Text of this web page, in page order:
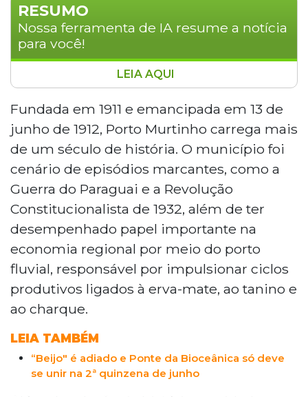
RESUMO
Nossa ferramenta de IA resume a notícia
para você!
Porto Murtinho celebra neste sábado
seus 114 anos de emancipação política
com programação que inclui cultura,
esporte, fé e entrega de obras. O
governador Eduardo Riedel participa das
solenidades e anuncia investimentos
como pavimentação, duplicação da BR-
267, construção de ponte e ampliação de
hospital. Fundada em 1911, a cidade
ganhou projeção por integrar a Rota
Bioceânica, corredor que conectará os
oceanos Atlântico e Pacífico.
LEIA AQUI
Fundada em 1911 e emancipada em 13 de
junho de 1912, Porto Murtinho carrega mais
de um século de história. O município foi
cenário de episódios marcantes, como a
Guerra do Paraguai e a Revolução
Constitucionalista de 1932, além de ter
desempenhado papel importante na
economia regional por meio do porto
fluvial, responsável por impulsionar ciclos
produtivos ligados à erva-mate, ao tanino e
ao charque.
LEIA TAMBÉM
“Beijo" é adiado e Ponte da Bioceânica só deve
se unir na 2ª quinzena de junho